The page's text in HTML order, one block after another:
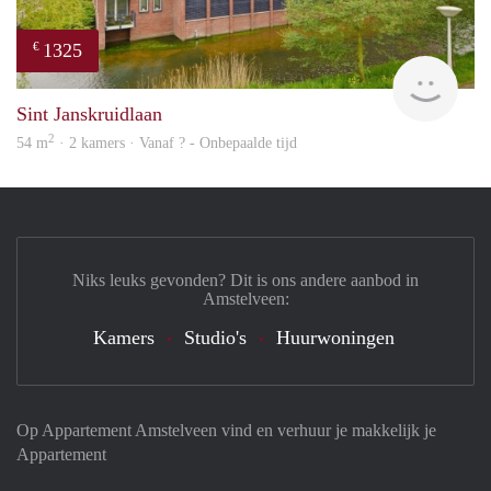
€ 1325
Sint Janskruidlaan
54 m2 · 2 kamers · Vanaf ? - Onbepaalde tijd
Op Appartement Amstelveen vind en verhuur je makkelijk je
Appartement
Niks leuks gevonden? Dit is ons andere aanbod in
Amstelveen:
Kamers Studio's Huurwoningen